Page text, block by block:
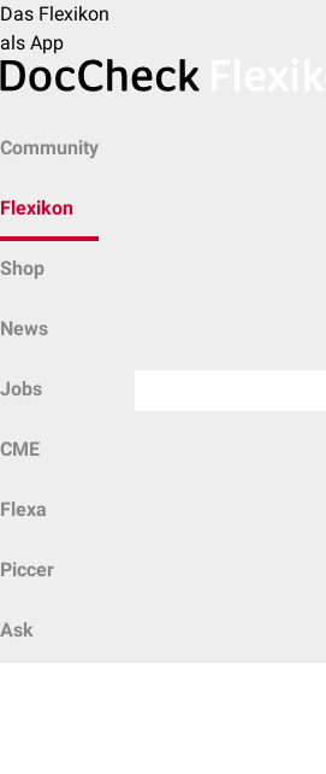
Das Flexikon
als App
Community
Flexikon
Shop
News
Jobs
CME
Flexa
Piccer
Ask